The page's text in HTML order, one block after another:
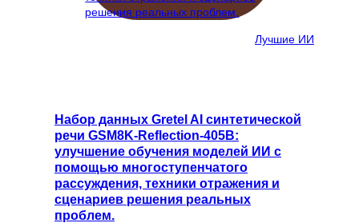
Лучшие ИИ
Набор данных Gretel AI синтетической
речи GSM8K-Reflection-405B:
улучшение обучения моделей ИИ с
помощью многоступенчатого
рассуждения, техники отражения и
сценариев решения реальных
проблем.